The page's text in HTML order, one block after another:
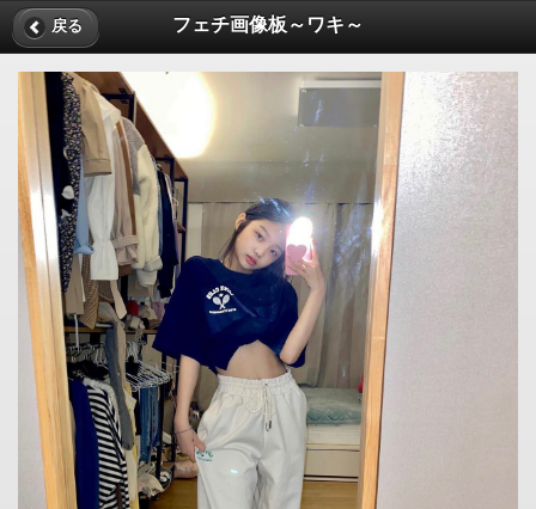
戻る フェチ画像板～ワキ～